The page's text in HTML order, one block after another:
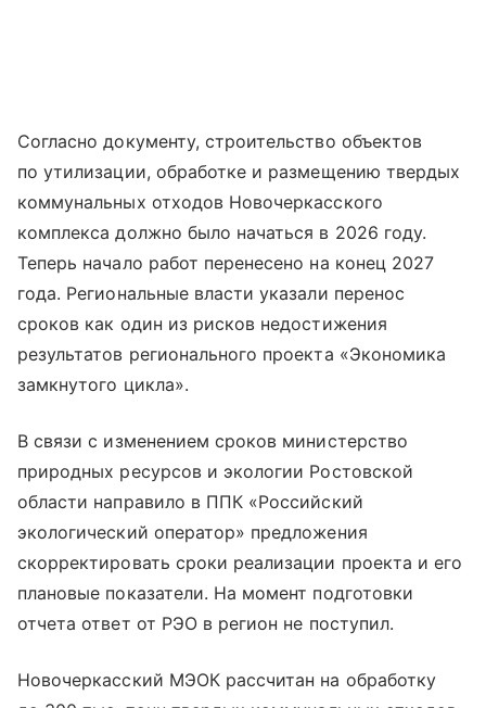
Согласно документу, строительство объектов
по утилизации, обработке и размещению твердых
коммунальных отходов Новочеркасского
комплекса должно было начаться в 2026 году.
Теперь начало работ перенесено на конец 2027
года. Региональные власти указали перенос
сроков как один из рисков недостижения
результатов регионального проекта «Экономика
замкнутого цикла».
В связи с изменением сроков министерство
природных ресурсов и экологии Ростовской
области направило в ППК «Российский
экологический оператор» предложения
скорректировать сроки реализации проекта и его
плановые показатели. На момент подготовки
отчета ответ от РЭО в регион не поступил.
Новочеркасский МЭОК рассчитан на обработку